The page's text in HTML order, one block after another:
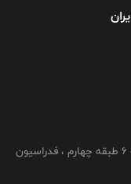
تهران ، بلوار نلسون ماندلا ، خیابان انصاری ، پلاک ۶ طبقه چهارم ، فدراسیون